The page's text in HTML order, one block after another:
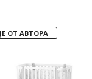
ОТ АВТОРА